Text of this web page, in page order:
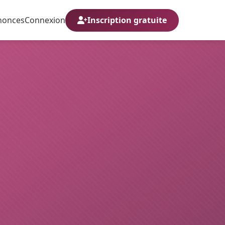
Connexion Inscription gratuite